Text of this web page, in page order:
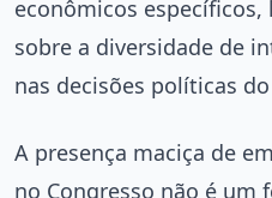
econômicos
sobre a diversidade de
nas decisões políticas
A presença maciça de
no Congresso não é um